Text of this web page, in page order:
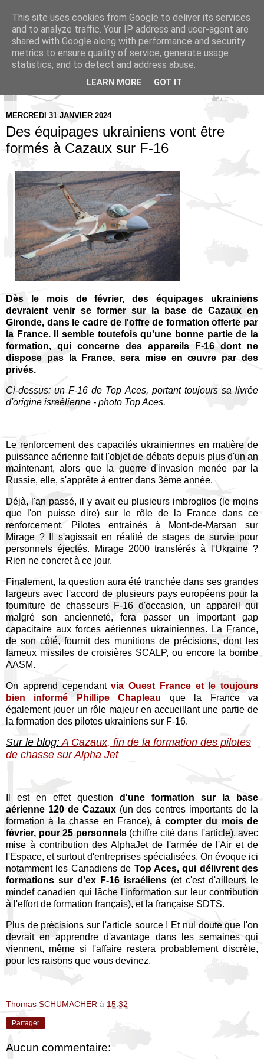
Pax Aquitania
Blog d'actualité et d'analyse stratégique
MERCREDI 31 JANVIER 2024
Des équipages ukrainiens vont être
formés à Cazaux sur F-16
Dès le mois de février, des équipages ukrainiens
devraient venir se former sur la base de Cazaux en
Gironde, dans le cadre de l'offre de formation offerte par
la France. Il semble toutefois qu'une bonne partie de la
formation, qui concerne des appareils F-16 dont ne
dispose pas la France, sera mise en œuvre par des
privés.
Ci-dessus: un F-16 de Top Aces, portant toujours sa livrée
d'origine israélienne - photo Top Aces.
Le renforcement des capacités ukrainiennes en matière de
puissance aérienne fait l'objet de débats depuis plus d'un an
maintenant, alors que la guerre d'invasion menée par la
Russie, elle, s'apprête à entrer dans 3ème année.
Déjà, l'an passé, il y avait eu plusieurs imbroglios (le moins
que l'on puisse dire) sur le rôle de la France dans ce
renforcement. Pilotes entrainés à Mont-de-Marsan sur
Mirage ? Il s'agissait en réalité de stages de survie pour
personnels éjectés. Mirage 2000 transférés à l'Ukraine ?
Rien ne concret à ce jour.
Finalement, la question aura été tranchée dans ses grandes
largeurs avec l'accord de plusieurs pays européens pour la
fourniture de chasseurs F-16 d'occasion, un appareil qui
malgré son ancienneté, fera passer un important gap
capacitaire aux forces aériennes ukrainiennes. La France,
de son côté, fournit des munitions de précisions, dont les
fameux missiles de croisières SCALP, ou encore la bombe
AASM.
On apprend cependantvia Ouest France et le toujours
bien informé Phillipe Chapleau que la France va
également jouer un rôle majeur en accueillant une partie de
la formation des pilotes ukrainiens sur F-16.
Sur le blog:A Cazaux, fin de la formation des pilotes
de chasse sur Alpha Jet
Il est en effet question d'une formation sur la base
aérienne 120 de Cazaux (un des centres importants de la
formation à la chasse en France), à compter du mois de
février, pour 25 personnels (chiffre cité dans l'article), avec
mise à contribution des AlphaJet de l'armée de l'Air et de
l'Espace, et surtout d'entreprises spécialisées. On évoque ici
notamment les Canadiens de Top Aces, qui délivrent des
formations sur d'ex F-16 israéliens (et c'est d'ailleurs le
mindef canadien qui lâche l'information sur leur contribution
à l'effort de formation français), et la française SDTS.
Plus de précisions sur l'article source ! Et nul doute que l'on
devrait en apprendre d'avantage dans les semaines qui
viennent, même si l'affaire restera probablement discrète,
pour les raisons que vous devinez.
Thomas SCHUMACHER à 15:32
Partager
Aucun commentaire:
This site uses cookies from Google to deliver its services
and to analyze traffic. Your IP address and user-agent are
shared with Google along with performance and security
metrics to ensure quality of service, generate usage
statistics, and to detect and address abuse.
LEARN MORE GOT IT